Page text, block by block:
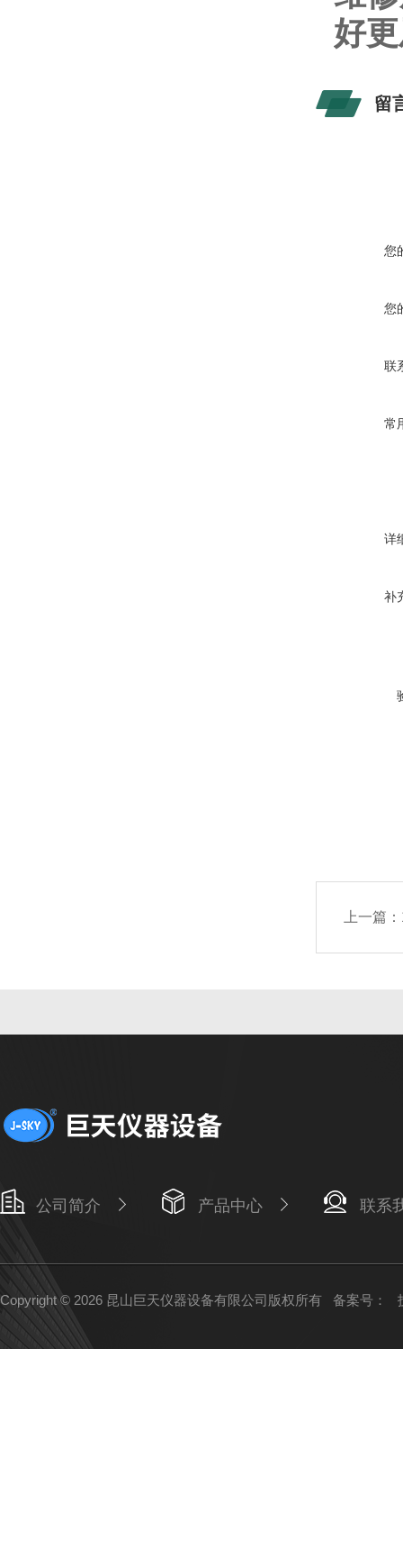
好
留
您
您
联
常
详
补
上一篇：
公司简介 产品中心 联系
Copyright © 2026 昆山巨天仪器设备有限公司版权所有 备案号：